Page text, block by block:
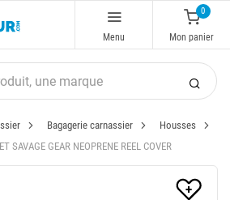
Menu
0
Mon panier
Bagagerie carnassier
Housses
SAVAGE GEAR NEOPRENE REEL COVER